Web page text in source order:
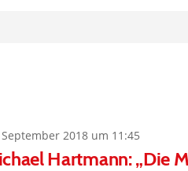
2018 um 11:45
Hartmann: „Die